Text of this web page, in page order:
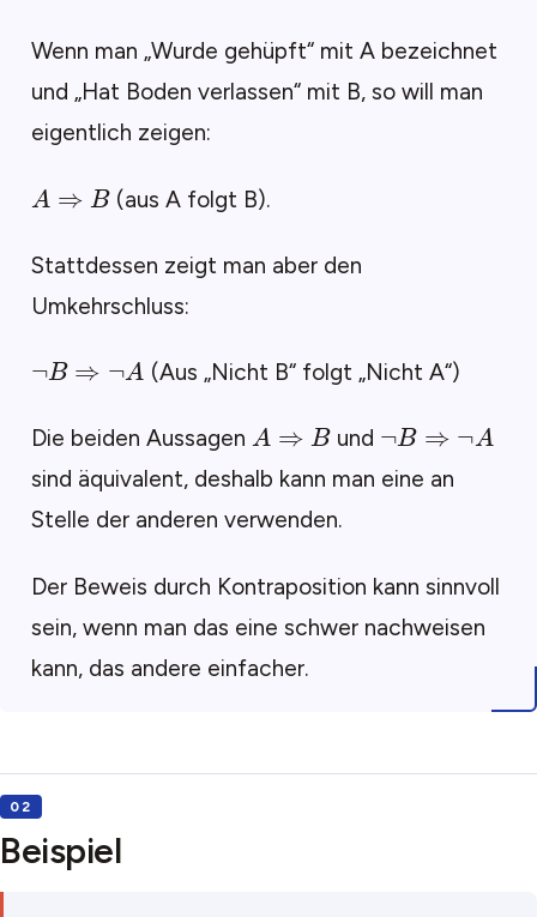
Wenn man „Wurde gehüpft“ mit A bezeichnet
und „Hat Boden verlassen“ mit B, so will man
eigentlich zeigen:
A
(aus A folgt B).
Stattdessen zeigt man aber den
Umkehrschluss:
B⇒
(Aus „Nicht B“ folgt „Nicht A“)
Die beiden Aussagen
A
und
B⇒
sind äquivalent, deshalb kann man eine an
Stelle der anderen verwenden.
Der Beweis durch Kontraposition kann sinnvoll
sein, wenn man das eine schwer nachweisen
kann, das andere einfacher.
Beispiel